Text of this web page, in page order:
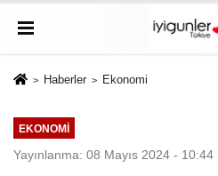
Haberler Ekonomi
EKONOMI
Yayınlanma: 08 Mayıs 2024 - 10:44